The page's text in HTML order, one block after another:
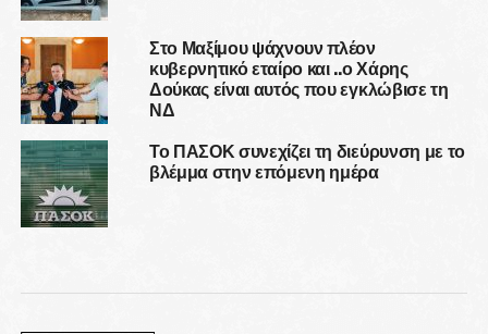
Στο Μαξίμου ψάχνουν πλέον
κυβερνητικό εταίρο και ..ο Χάρης
Δούκας είναι αυτός που εγκλώβισε τη
ΝΔ
Το ΠΑΣΟΚ συνεχίζει τη διεύρυνση με το
βλέμμα στην επόμενη ημέρα